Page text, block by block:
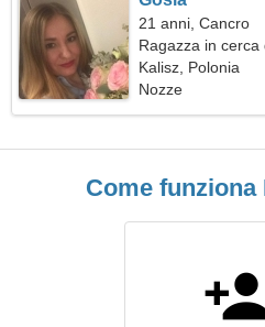
21 anni, Cancro
Ragazza in cerca
Kalisz, Polonia
Nozze
Come funziona